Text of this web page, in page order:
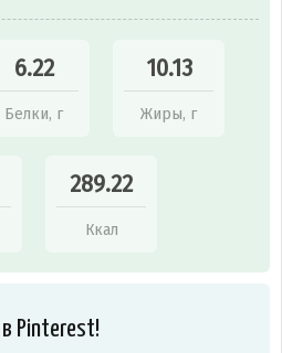
6.22
Белки, г
10.13
Жиры, г
289.22
Ккал
в Pinterest!